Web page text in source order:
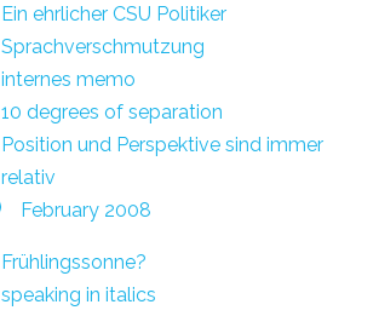
Ein ehrlicher CSU Politiker
Sprachverschmutzung
internes memo
10 degrees of separation
Position und Perspektive sind immer
relativ
February 2008
Frühlingssonne?
speaking in italics